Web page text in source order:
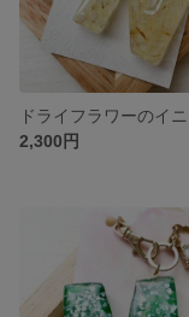
2,300円